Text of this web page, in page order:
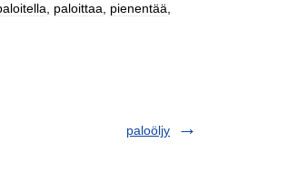
paloittaa pienentää
paloöljy